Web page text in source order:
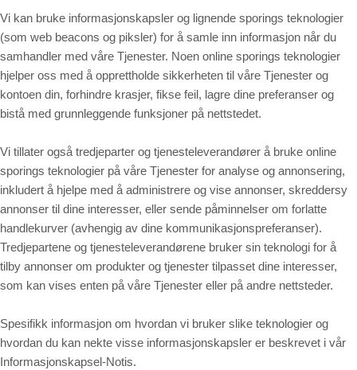
Vi kan bruke informasjonskapsler og lignende sporings teknologier
(som web beacons og piksler) for å samle inn informasjon når du
samhandler med våre Tjenester. Noen online sporings teknologier
hjelper oss med å opprettholde sikkerheten til våre Tjenester og
kontoen din, forhindre krasjer, fikse feil, lagre dine preferanser og
bistå med grunnleggende funksjoner på nettstedet.
Vi tillater også tredjeparter og tjenesteleverandører å bruke online
sporings teknologier på våre Tjenester for analyse og annonsering,
inkludert å hjelpe med å administrere og vise annonser, skreddersy
annonser til dine interesser, eller sende påminnelser om forlatte
handlekurver (avhengig av dine kommunikasjonspreferanser).
Tredjepartene og tjenesteleverandørene bruker sin teknologi for å
tilby annonser om produkter og tjenester tilpasset dine interesser,
som kan vises enten på våre Tjenester eller på andre nettsteder.
Spesifikk informasjon om hvordan vi bruker slike teknologier og
hvordan du kan nekte visse informasjonskapsler er beskrevet i vår
Informasjonskapsel-Notis.